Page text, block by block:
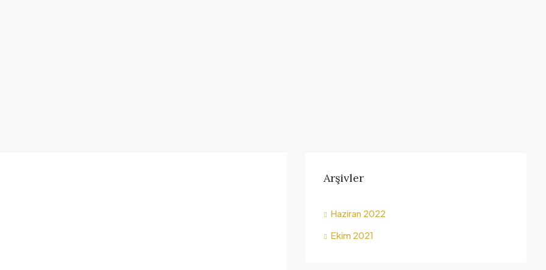
Arşivler
Haziran 2022
Ekim 2021